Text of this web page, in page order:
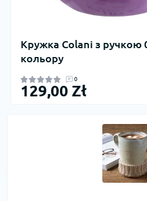
Кружка Colani з ручкою
кольору
0
129,00 Zł